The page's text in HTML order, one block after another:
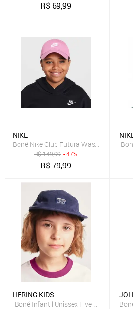
R$ 69,99
NIKE
Boné Nike Club Futura Wash Infantil
R$149,99 - 47%
R$79,99
HERING KIDS
Boné Infantil Unissex Five Panel